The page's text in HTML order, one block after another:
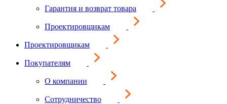
Гарантия и возврат товара
Проектировщикам
Проектировщикам
Покупателям
О компании
Сотрудничество